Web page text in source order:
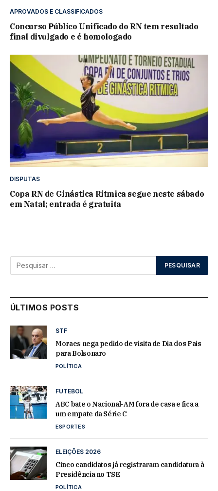
APROVADOS E CLASSIFICADOS
Concurso Público Unificado do RN tem resultado
final divulgado e é homologado
DISPUTAS
Copa RN de Ginástica Rítmica segue neste sábado
em Natal; entrada é gratuita
ÚLTIMOS POSTS
STF
Moraes nega pedido de visita de Dia dos Pais
para Bolsonaro
POLÍTICA
FUTEBOL
ABC bate o Nacional-AM fora de casa e fica a
um empate da Série C
ESPORTES
ELEIÇÕES 2026
Cinco candidatos já registraram candidatura à
Presidência no TSE
POLÍTICA